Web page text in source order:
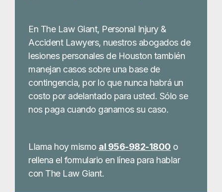
En The Law Giant, Personal Injury &
Accident Lawyers, nuestros abogados de
lesiones personales de Houston también
manejan casos sobre una base de
contingencia, por lo que nunca habrá un
costo por adelantado para usted. Sólo se
nos paga cuando ganamos su caso.
Llama hoy mismo al 956-982-1800 o
rellena el formulario en línea para hablar
con The Law Giant.